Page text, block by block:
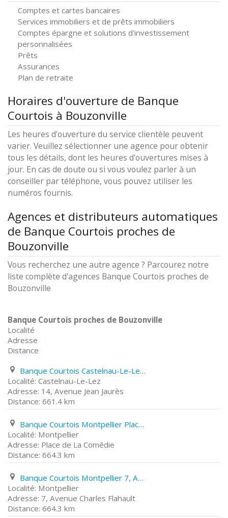
Comptes et cartes bancaires
Services immobiliers et de prêts immobiliers
Comptes épargne et solutions d'investissement
personnalisées
Prêts
Assurances
Plan de retraite
Horaires d'ouverture de Banque
Courtois à Bouzonville
Les heures d'ouverture du service clientèle peuvent
varier. Veuillez sélectionner une agence pour obtenir
tous les détails, dont les heures d'ouvertures mises à
jour. En cas de doute ou si vous voulez parler à un
conseiller par téléphone, vous pouvez utiliser les
numéros fournis.
Agences et distributeurs automatiques
de Banque Courtois proches de
Bouzonville
Vous recherchez une autre agence ? Parcourez notre
liste complète d'agences Banque Courtois proches de
Bouzonville
Banque Courtois proches de Bouzonville
Localité
Adresse
Distance
Banque Courtois Castelnau-Le-Lez 14, Avenue Jean Jaurès
Castelnau-Le-Lez
14, Avenue Jean Jaurès
661.4 km
Banque Courtois Montpellier Place de La Comédie
Montpellier
Place de La Comédie
664.3 km
Banque Courtois Montpellier 7, Avenue Charles Flahault
Montpellier
7, Avenue Charles Flahault
664.3 km